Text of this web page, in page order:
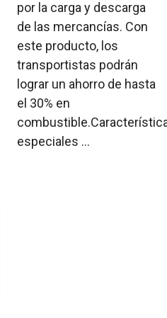
por la carga y descarga
de las mercancías. Con
este producto, los
transportistas podrán
lograr un ahorro de hasta
el 30% en
especiales ...